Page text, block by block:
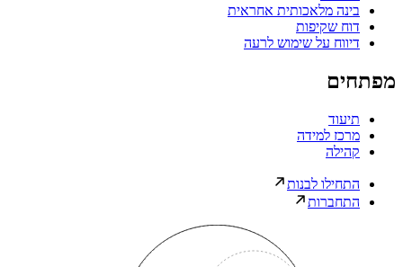
בינה מלאכותית אחראית
דוח שקיפות
דיווח על שימוש לרעה
מפתחים
תיעוד
מרכז למידה
קהילה
התחילו לבנות
התחברות